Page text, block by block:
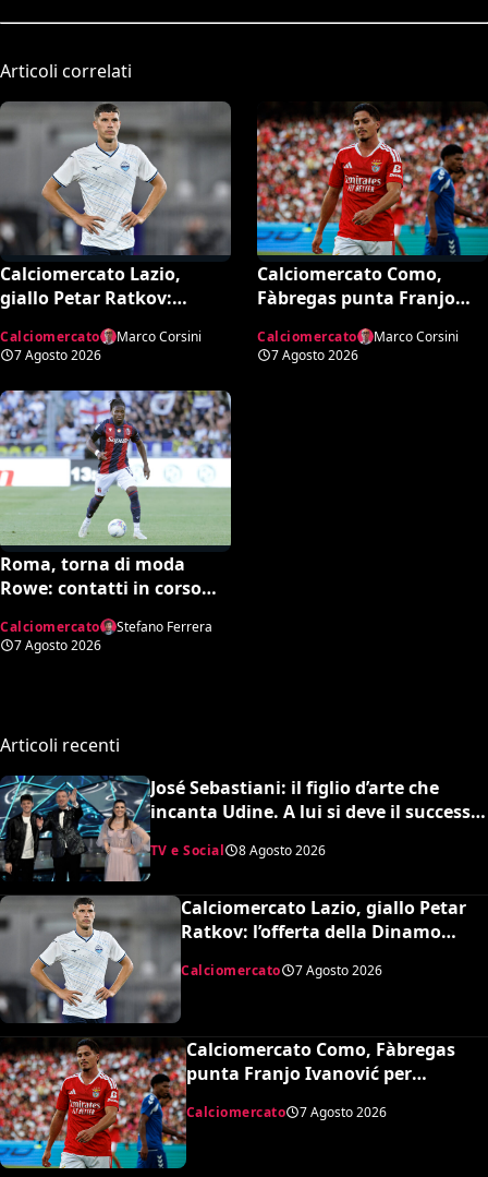
Articoli correlati
Calciomercato Lazio,
giallo Petar Ratkov:
Mosca e la smentita
dell’agente
Calciomercato
Marco Corsini
7 Agosto 2026
Calciomercato Como,
Fàbregas punta Franjo
punto sulla trattativa
Calciomercato
Marco Corsini
7 Agosto 2026
Roma, torna di moda
Rowe: contatti in corso
Calciomercato
Stefano Ferrera
7 Agosto 2026
Articoli recenti
José Sebastiani: il figlio d’arte che
incanta Udine. A lui si deve il successo
del Festival di Sanremo, ora sogna il
debutto in Serie A
TV e Social 8 Agosto 2026
Calciomercato Lazio, giallo Petar
Ratkov: l’offerta della Dinamo
Calciomercato 7 Agosto 2026
Calciomercato Como, Fàbregas
punta Franjo Ivanović per
l’attacco: il punto sulla trattativa
Calciomercato 7 Agosto 2026